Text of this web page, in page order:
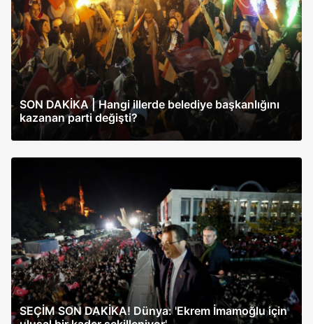
SON DAKİKA | Hangi illerde belediye başkanlığını
kazanan parti değişti?
SEÇİM SON DAKİKA! Dünya: 'Ekrem İmamoğlu için